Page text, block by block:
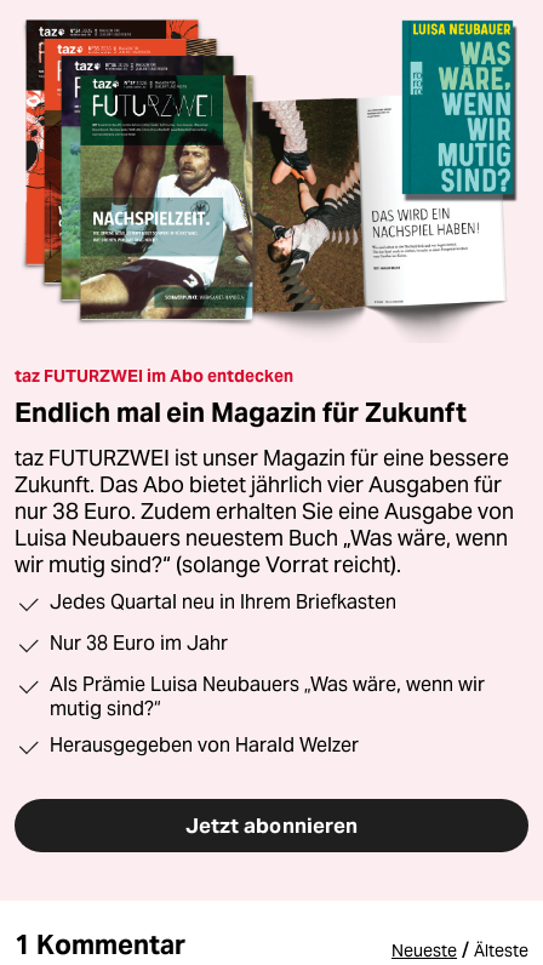
taz FUTURZWEI im Abo entdecken
Endlich mal ein Magazin für Zukunft
taz FUTURZWEI ist unser Magazin für eine bessere
Zukunft. Das Abo bietet jährlich vier Ausgaben für
nur 38 Euro. Zudem erhalten Sie eine Ausgabe von
Luisa Neubauers neuestem Buch „Was wäre, wenn
wir mutig sind?“ (solange Vorrat reicht).
Jedes Quartal neu in Ihrem Briefkasten
Nur 38 Euro im Jahr
Als Prämie Luisa Neubauers „Was wäre, wenn wir
mutig sind?“
Herausgegeben von Harald Welzer
Jetzt abonnieren
1 Kommentar Neueste / Älteste